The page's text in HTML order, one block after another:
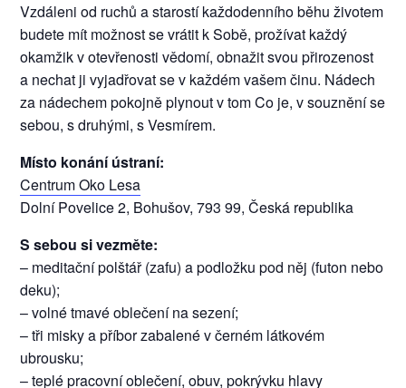
Vzdáleni od ruchů a starostí každodenního běhu životem
budete mít možnost se vrátit k Sobě, prožívat každý
okamžik v otevřenosti vědomí, obnažit svou přirozenost
a nechat ji vyjadřovat se v každém vašem činu. Nádech
za nádechem pokojně plynout v tom Co je, v souznění se
sebou, s druhými, s Vesmírem.
Místo konání ústraní:
Centrum Oko Lesa
Dolní Povelice 2, Bohušov, 793 99, Česká republika
S sebou si vezměte:
– meditační polštář (zafu) a podložku pod něj (futon nebo
deku);
– volné tmavé oblečení na sezení;
– tři misky a příbor zabalené v černém látkovém
ubrousku;
– teplé pracovní oblečení, obuv, pokrývku hlavy